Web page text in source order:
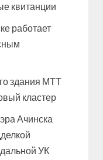
квитанции
работает
здания МТТ
кластер
Ачинска
УК